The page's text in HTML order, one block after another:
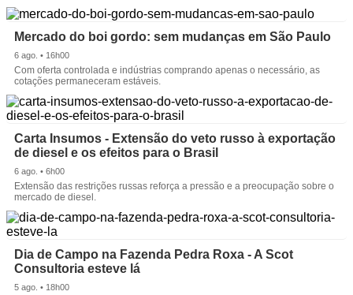
Mercado do boi gordo: sem mudanças em São Paulo
6 ago. • 16h00
Com oferta controlada e indústrias comprando apenas o necessário, as
cotações permaneceram estáveis.
Carta Insumos - Extensão do veto russo à exportação
de diesel e os efeitos para o Brasil
6 ago. • 6h00
Extensão das restrições russas reforça a pressão e a preocupação sobre o
mercado de diesel.
Dia de Campo na Fazenda Pedra Roxa - A Scot
Consultoria esteve lá
5 ago. • 18h00